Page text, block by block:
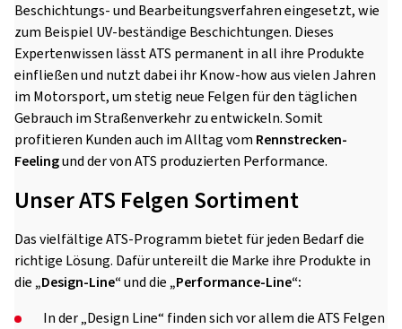
Beschichtungs- und Bearbeitungsverfahren eingesetzt, wie
zum Beispiel UV-beständige Beschichtungen. Dieses
Expertenwissen lässt ATS permanent in all ihre Produkte
einfließen und nutzt dabei ihr Know-how aus vielen Jahren
im Motorsport, um stetig neue Felgen für den täglichen
Gebrauch im Straßenverkehr zu entwickeln. Somit
profitieren Kunden auch im Alltag vom Rennstrecken-
Feelingund der von ATS produzierten Performance.
Unser ATS Felgen Sortiment
Das vielfältige ATS-Programm bietet für jeden Bedarf die
richtige Lösung. Dafür untereilt die Marke ihre Produkte in
die„Design-Line“und die„Performance-Line“:
In der „Design Line“ finden sich vor allem die ATS Felgen